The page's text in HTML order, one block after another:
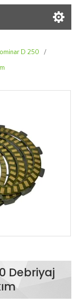
D 250
/
Debriyaj